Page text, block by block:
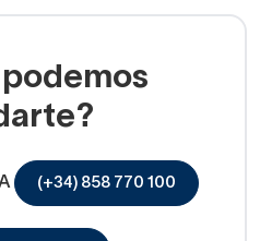
(+34) 858 770 100